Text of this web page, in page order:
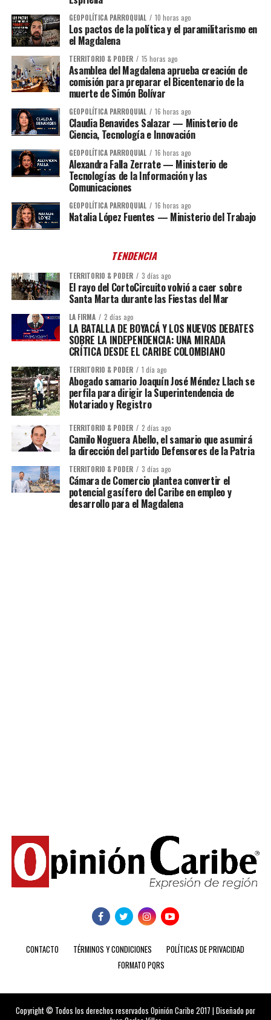
GEOPOLÍTICA PARROQUIAL 10 horas ago
Los pactos de la política y el paramilitarismo en
el Magdalena
TERRITORIO & PODER 15 horas ago
Asamblea del Magdalena aprueba creación de
comisión para preparar el Bicentenario de la
muerte de Simón Bolívar
GEOPOLÍTICA PARROQUIAL 16 horas ago
Claudia Benavides Salazar — Ministerio de
Ciencia, Tecnología e Innovación
GEOPOLÍTICA PARROQUIAL 16 horas ago
Alexandra Falla Zerrate — Ministerio de
Tecnologías de la Información y las
Comunicaciones
GEOPOLÍTICA PARROQUIAL 16 horas ago
Natalia López Fuentes — Ministerio del Trabajo
TENDENCIA
TERRITORIO & PODER 3 días ago
El rayo del CortoCircuito volvió a caer sobre
Santa Marta durante las Fiestas del Mar
LA FIRMA 2 días ago
LA BATALLA DE BOYACÁ Y LOS NUEVOS DEBATES
SOBRE LA INDEPENDENCIA: UNA MIRADA
CRÍTICA DESDE EL CARIBE COLOMBIANO
TERRITORIO & PODER 1 día ago
Abogado samario Joaquín José Méndez Llach se
perfila para dirigir la Superintendencia de
Notariado y Registro
TERRITORIO & PODER 2 días ago
Camilo Noguera Abello, el samario que asumirá
la dirección del partido Defensores de la Patria
TERRITORIO & PODER 3 días ago
Cámara de Comercio plantea convertir el
potencial gasífero del Caribe en empleo y
desarrollo para el Magdalena
CONTACTO TÉRMINOS Y CONDICIONES
POLÍTICAS DE PRIVACIDAD
FORMATO PQRS
Copyright © Todos los derechos reservados Opinión Caribe 2017 | Diseñado por